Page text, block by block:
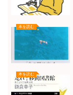
本を読む
本を読む